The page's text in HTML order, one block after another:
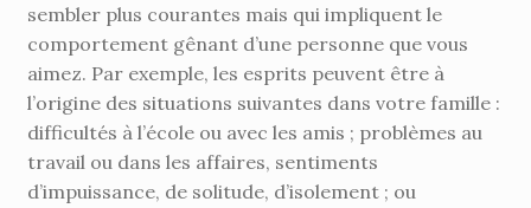
sembler plus courantes mais qui impliquent le
comportement gênant d’une personne que vous
aimez. Par exemple, les esprits peuvent être à
l’origine des situations suivantes dans votre famille :
difficultés à l’école ou avec les amis ; problèmes au
travail ou dans les affaires, sentiments
d’impuissance, de solitude, d’isolement ; ou